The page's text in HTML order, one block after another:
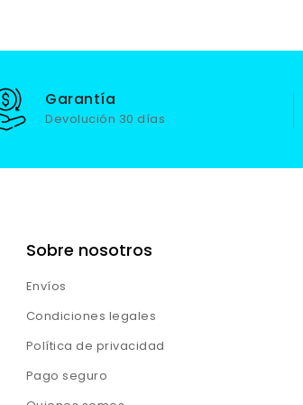
Garantía
Devolución 30 días
Sobre nosotros
Envíos
Condiciones legales
Política de privacidad
Pago seguro